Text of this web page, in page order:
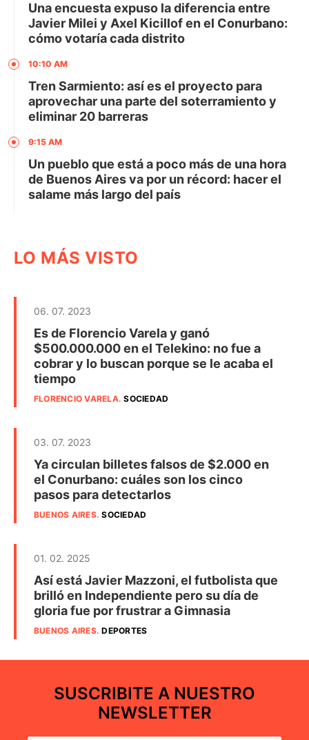
Una encuesta expuso la diferencia entre
Javier Milei y Axel Kicillof en el Conurbano:
cómo votaría cada distrito
10:10 AM
Tren Sarmiento: así es el proyecto para
aprovechar una parte del soterramiento y
eliminar 20 barreras
9:15 AM
Un pueblo que está a poco más de una hora
de Buenos Aires va por un récord: hacer el
salame más largo del país
LO MÁS VISTO
06. 07. 2023
Es de Florencio Varela y ganó
$500.000.000 en el Telekino: no fue a
cobrar y lo buscan porque se le acaba el
tiempo
FLORENCIO VARELA.SOCIEDAD
03. 07. 2023
Ya circulan billetes falsos de $2.000 en
el Conurbano: cuáles son los cinco
pasos para detectarlos
BUENOS AIRES.SOCIEDAD
01. 02. 2025
Así está Javier Mazzoni, el futbolista que
brilló en Independiente pero su día de
gloria fue por frustrar a Gimnasia
BUENOS AIRES.DEPORTES
SUSCRIBITE A NUESTRO
NEWSLETTER